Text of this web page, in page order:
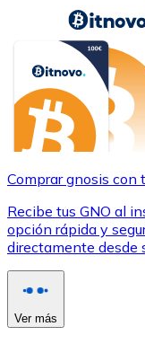
Comprar gnosis
Recibe tus GNO al
opción rápida y
directamente desde
Ver más